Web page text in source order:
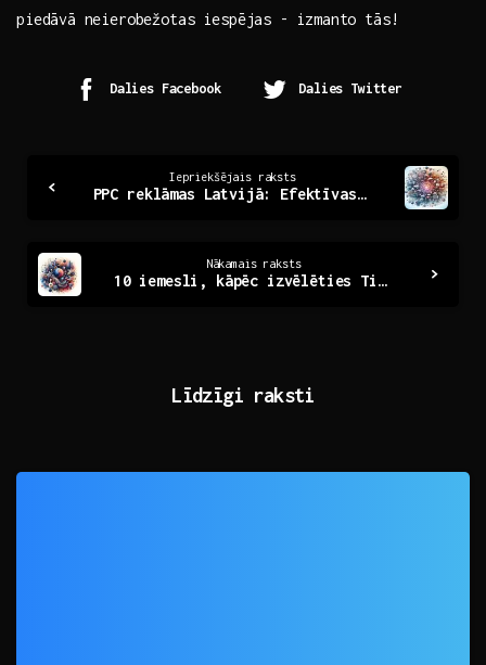
piedāvā⁤ neierobežotas iespējas ⁣- izmanto tās!
Dalies Facebook Dalies Twitter
Reading
Iepriekšējais raksts
PPC reklāmas Latvijā: Efektīvas stratēģijas un padomi
Nākamais raksts
10 iemesli, kāpēc izvēlēties TikTok mārketinga aģentūru
Līdzīgi raksti